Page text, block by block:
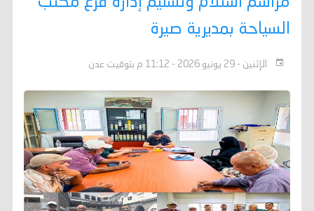
السياحة بمديرية صيرة
الإثنين - 29 يونيو 2026 - 11:12 م بتوقيت عدن